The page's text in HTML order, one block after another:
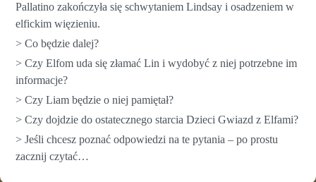
Pallatino zakończyła się schwytaniem Lindsay i osadzeniem w
elfickim więzieniu.
> Co będzie dalej?
> Czy Elfom uda się złamać Lin i wydobyć z niej potrzebne im
informacje?
> Czy Liam będzie o niej pamiętał?
> Czy dojdzie do ostatecznego starcia Dzieci Gwiazd z Elfami?
> Jeśli chcesz poznać odpowiedzi na te pytania – po prostu
zacznij czytać…